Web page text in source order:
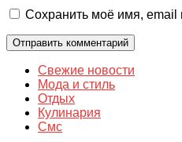
Сохранить моё имя, email
Свежие новости
Мода и стиль
Отдых
Кулинария
Смс